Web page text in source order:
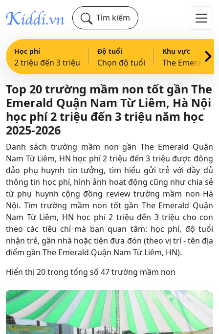
Tìm kiếm
Học phí
2 triệu đến 3 triệu
Độ tuổi
Chọn độ tuổi
Khu vực
Top 20 trường mầm non tốt gần The
Emerald Quận Nam Từ Liêm, Hà Nội
học phí 2 triệu đến 3 triệu năm học
2025-2026
Danh sách trường mầm non gần The Emerald Quận
Nam Từ Liêm, HN học phí 2 triệu đến 3 triệu được đông
đảo phụ huynh tin tưởng, tìm hiểu gửi trẻ với đầy đủ
thông tin học phí, hình ảnh hoạt động cũng như chia sẻ
từ phụ huynh cộng đồng review trường mầm non Hà
Nội. Tìm trường mầm non tốt gần The Emerald Quận
Nam Từ Liêm, HN học phí 2 triệu đến 3 triệu cho con
theo các tiêu chí mà bạn quan tâm: học phí, độ tuổi
nhận trẻ, gần nhà hoặc tiện đưa đón (theo vị trí - tên địa
điểm gần The Emerald Quận Nam Từ Liêm, HN).
Hiển thị 20 trong tổng số 47 trường mầm non